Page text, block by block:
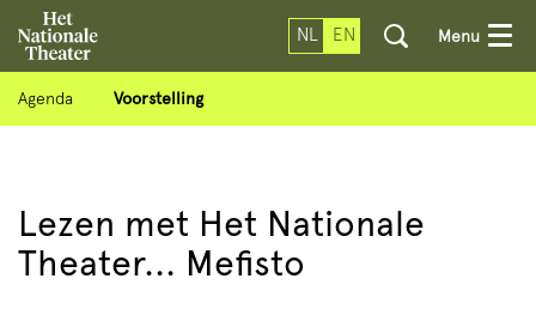
NL EN Menu
Agenda Voorstelling
Lezen met Het Nationale
Theater... Mefisto